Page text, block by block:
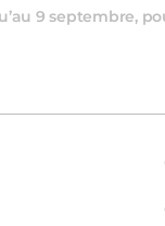
9 septembre,